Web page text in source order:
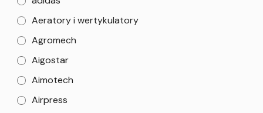
Aeratory i wertykulatory
Agromech
Aigostar
Aimotech
Airpress